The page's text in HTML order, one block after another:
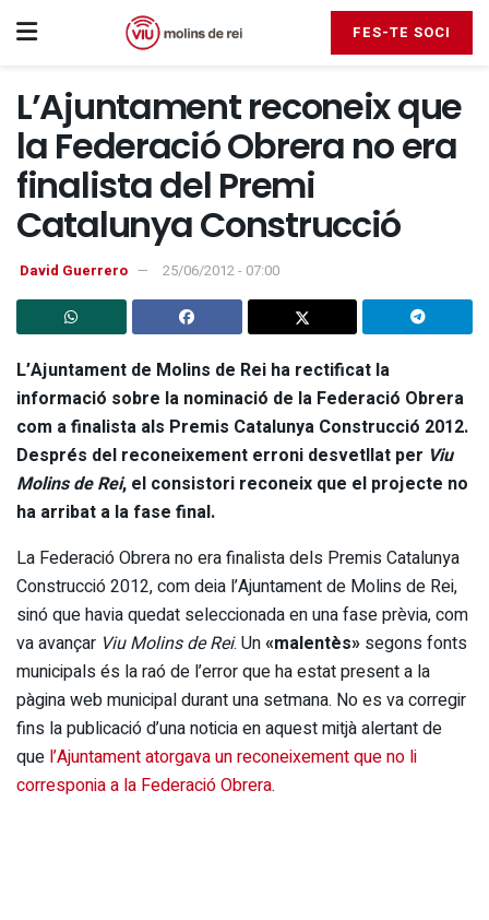
FES-TE SOCI
L’Ajuntament reconeix que
la Federació Obrera no era
finalista del Premi
Catalunya Construcció
David Guerrero 25/06/2012 - 07:00
L’Ajuntament de Molins de Rei ha rectificat la
informació sobre la nominació de la Federació Obrera
com a finalista als Premis Catalunya Construcció 2012.
Després del reconeixement erroni desvetllat per Viu
Molins de Rei, el consistori reconeix que el projecte no
ha arribat a la fase final.
La Federació Obrera no era finalista dels Premis Catalunya
Construcció 2012, com deia l’Ajuntament de Molins de Rei,
sinó que havia quedat seleccionada en una fase prèvia, com
va avançar Viu Molins de Rei. Un«malentès» segons fonts
municipals és la raó de l’error que ha estat present a la
pàgina web municipal durant una setmana. No es va corregir
fins la publicació d’una noticia en aquest mitjà alertant de
que l’Ajuntament atorgava un reconeixement que no li
corresponia a la Federació Obrera.